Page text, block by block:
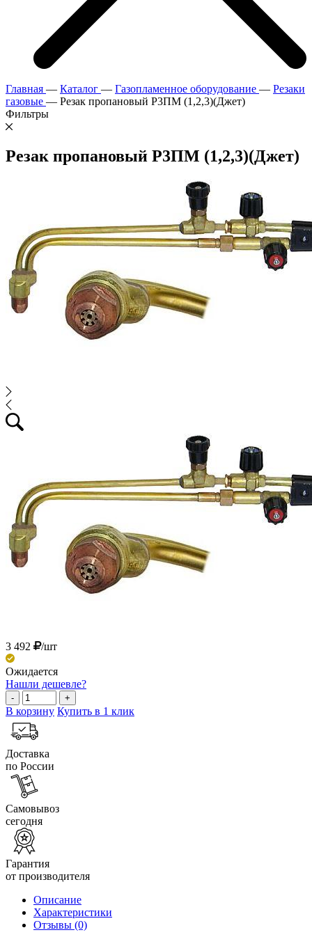
Главная — Каталог — Газопламенное оборудование — Резаки
газовые — Резак пропановый Р3ПМ (1,2,3)(Джет)
Фильтры
Резак пропановый Р3ПМ (1,2,3)(Джет)
3 492 /шт
Ожидается
Нашли дешевле?
- +
В корзину Купить в 1 клик
Доставка
по России
Самовывоз
сегодня
Гарантия
от производителя
Описание
Характеристики
Отзывы (0)